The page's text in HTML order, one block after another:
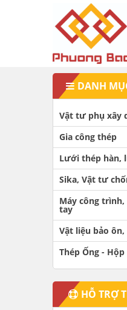
DANH
Vật tư phụ xây
Gia công thép
Lưới thép hàn,
Sika, Vật tư
Máy công trình,
tay
Vật liệu bảo ôn,
Thép Ống - Hộp
HỖ TRỢ